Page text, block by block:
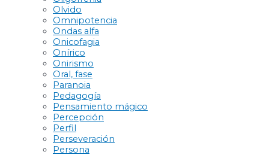
Olvido
Omnipotencia
Ondas alfa
Onicofagia
Onírico
Onirismo
Oral, fase
Paranoia
Pedagogía
Pensamiento mágico
Percepción
Perfil
Perseveración
Persona